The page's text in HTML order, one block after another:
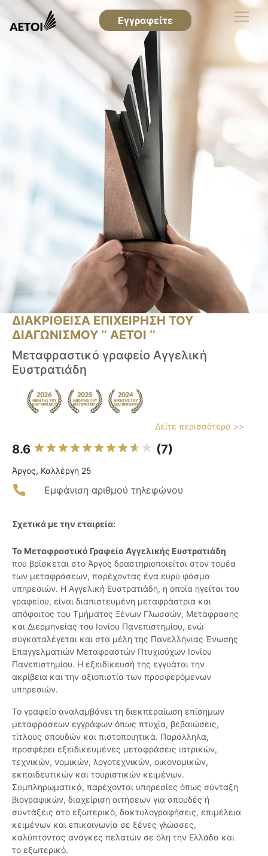
Εγγραφείτε
ΔΙΑΚΡΙΘΕΙΣΑ ΕΠΙΧΕΙΡΗΣΗ ΤΟΥ
ΔΙΑΓΩΝΙΣΜΟΥ ‘’ ΑΕΤΟΙ ‘’
Μεταφραστικό γραφείο Αγγελική
Ευστρατιάδη
Δείτε περισσότερα >>
8.6 (7)
Άργος, Καλλέργη 25
Εμφάνιση αριθμού τηλεφώνου
Σχετικά με την εταιρεία:
Το Μεταφραστικό Γραφείο Αγγελικής Ευστρατιάδη
που βρίσκεται στο Άργος δραστηριοποιείται στον τομέα
των μεταφράσεων, παρέχοντας ένα ευρύ φάσμα
υπηρεσιών. Η Αγγελική Ευστρατιάδη, η οποία ηγείται του
γραφείου, είναι διαπιστευμένη μεταφράστρια και
απόφοιτος του Τμήματος Ξένων Γλωσσών, Μετάφρασης
και Διερμηνείας του Ιονίου Πανεπιστημίου, ενώ
συγκαταλέγεται και στα μέλη της Πανελλήνιας Ένωσης
Επαγγελματιών Μεταφραστών Πτυχιούχων Ιονίου
Πανεπιστημίου. Η εξειδίκευσή της εγγυάται την
ακρίβεια και την αξιοπιστία των προσφερόμενων
υπηρεσιών.
Το γραφείο αναλαμβάνει τη διεκπεραίωση επίσημων
μεταφράσεων εγγράφων όπως πτυχία, βεβαιώσεις,
τίτλους σπουδών και πιστοποιητικά. Παράλληλα,
προσφέρει εξειδικευμένες μεταφράσεις ιατρικών,
τεχνικών, νομικών, λογοτεχνικών, οικονομικών,
εκπαιδευτικών και τουριστικών κειμένων.
Συμπληρωματικά, παρέχονται υπηρεσίες όπως σύνταξη
βιογραφικών, διαχείριση αιτήσεων για σπουδές ή
συντάξεις στο εξωτερικό, δακτυλογραφήσεις, επιμέλεια
κειμένων και επικοινωνία σε ξένες γλώσσες,
καλύπτοντας ανάγκες πελατών σε όλη την Ελλάδα και
το εξωτερικό.